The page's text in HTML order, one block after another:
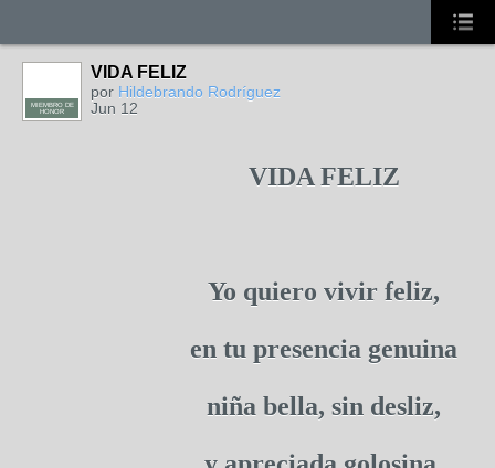
MIEMBRO DE
HONOR
VIDA FELIZ
por Hildebrando Rodríguez
Jun 12
VIDA FELIZ
Yo quiero vivir feliz,
en tu presencia genuina
niña bella, sin desliz,